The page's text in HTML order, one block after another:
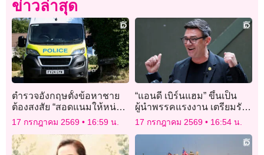
ข่าวล่าสุด
ตำรวจอังกฤษตั้งข้อหาชาย
ต้องสงสัย “สอดแนมให้หน่วย
ข่าวกรองอิหร่าน”
17 กรกฎาคม 2569 16:59 น.
“แอนดี เบิร์นแฮม” ขึ้นเป็น
ผู้นำพรรคแรงงาน เตรียมรับ
ตำแหน่งนายกฯอังกฤษ
สัปดาห์หน้า
17 กรกฎาคม 2569 16:54 น.